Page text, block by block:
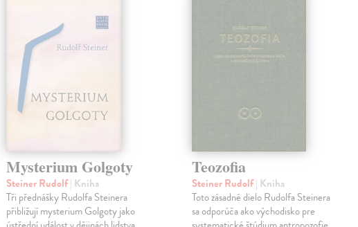
Mysterium Golgoty
Steiner Rudolf| Kniha
Tři přednášky Rudolfa Steinera
přibližují mysterium Golgoty jako
Teozofia
Steiner Rudolf| Kniha
Toto zásadné dielo Rudolfa Steinera
sa odporúča ako východisko pre